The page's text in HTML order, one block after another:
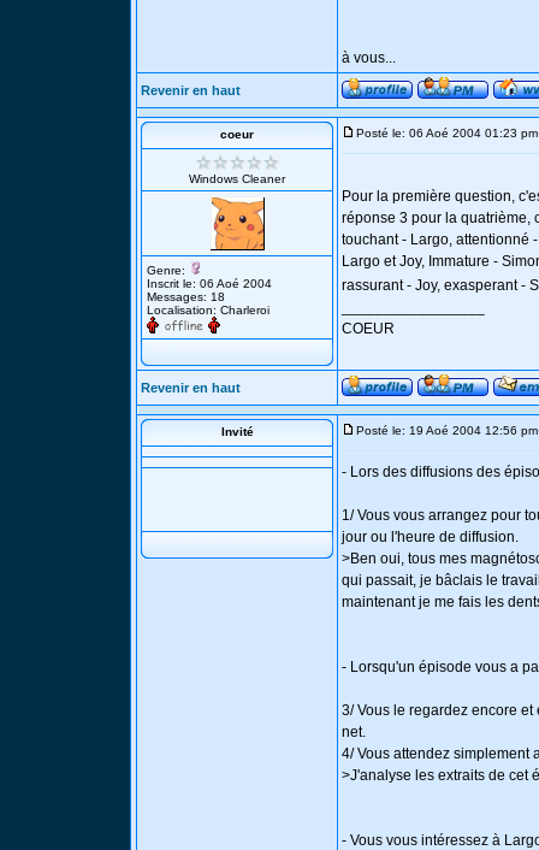
à vous...
Revenir en haut
coeur
Windows Cleaner
Genre:
Inscrit le: 06 Aoé 2004
Messages: 18
Localisation: Charleroi
Posté le: 06 Aoé 2004 01:23 pm
Pour la première question,
réponse 3 pour la quatrième,
touchant - Largo, attentionné
Largo et Joy, Immature -
rassurant - Joy, exasperant -
COEUR
Revenir en haut
Invité Posté le: 19 Aoé 2004 12:56 pm
- Lors des diffusions des
1/ Vous vous arrangez pour
jour ou l'heure de diffusion.
>Ben oui, tous mes
qui passait, je bâclais le
maintenant je me fais les
- Lorsqu'un épisode vous a
3/ Vous le regardez encore
net.
4/ Vous attendez simplement
>J'analyse les extraits de cet
- Vous vous intéressez à